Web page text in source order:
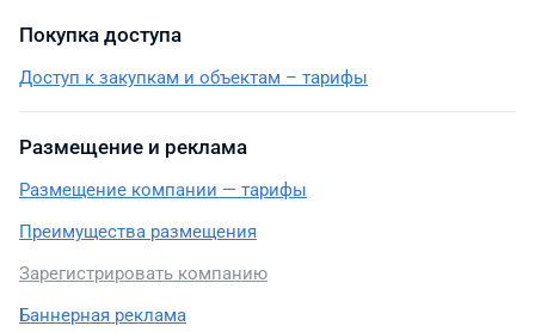
Покупка доступа
Доступ к закупкам и объектам – тарифы
Размещение и реклама
Размещение компании — тарифы
Преимущества размещения
Зарегистрировать компанию
Баннерная реклама